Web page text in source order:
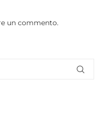
un commento.